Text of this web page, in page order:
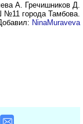
А. Гречишников Д.
города Тамбова.
NinaMuraveva